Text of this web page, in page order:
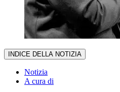
INDICE DELLA NOTIZIA
Notizia
A cura di